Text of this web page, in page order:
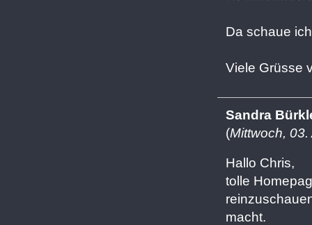
Da schaue
Viele Grüsse
Sandra
(Mittwoch,
Hallo Chris,
tolle
macht.